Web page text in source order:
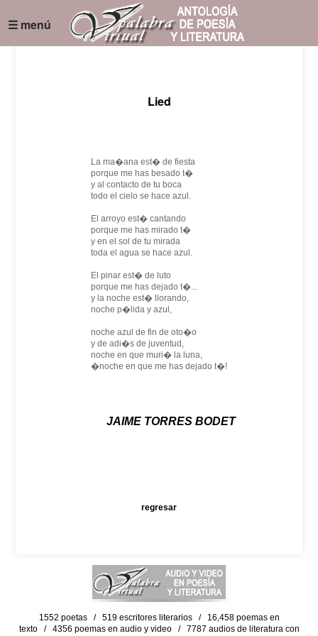
☰ menú
Lied
La ma�ana est� de fiesta
porque me has besado t�
y al contacto de tu boca
todo el cielo se hace azul.
El arroyo est� cantando
porque me has mirado t�
y en el sol de tu mirada
toda el agua se hace azul.
El pinar est� de luto
porque me has dejado t�...
y la noche est� llorando,
noche p�lida y azul,
noche azul de fin de oto�o
y de adi�s de juventud,
noche en que muri� la luna,
�noche en que me has dejado t�!
JAIME TORRES BODET
regresar
1552 poetas / 519 escritores literarios / 16,458 poemas en
texto / 4356 poemas en audio y video / 7787 audios de literatura con